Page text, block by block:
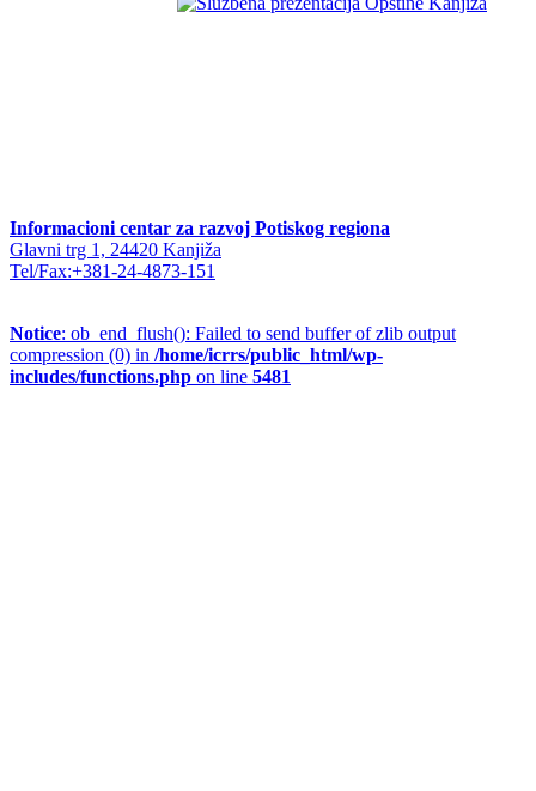
Informacioni centar za razvoj Potiskog regiona
Glavni trg 1, 24420 Kanjiža
Tel/Fax:+381-24-4873-151
Notice: ob_end_flush(): Failed to send buffer of zlib output
compression (0) in /home/icrrs/public_html/wp-
includes/functions.php on line 5481